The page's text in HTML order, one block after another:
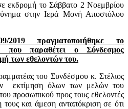
εκδρομή το Σάββατο 2 Νοεμβρίου
στην Ιερά Μονή Αποστόλου
πραγματοποιήθηκε το
που παραθέτει ο Σύνδεσμος
των εθελοντών του.
του Συνδέσμου κ. Στέλιος
εκτίμηση όλων των μελών του
προσωπικού προς τους εθελοντές
τους και άμεση ανταπόκριση σε ότι